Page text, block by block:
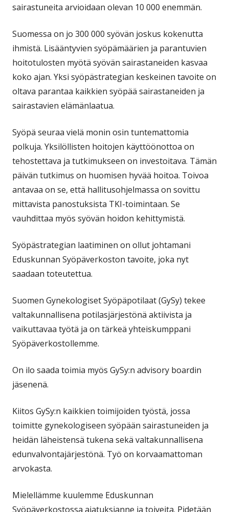
sairastuneita arvioidaan olevan 10 000 enemmän.
Suomessa on jo 300 000 syövän joskus kokenutta
ihmistä. Lisääntyvien syöpämäärien ja parantuvien
hoitotulosten myötä syövän sairastaneiden kasvaa
koko ajan. Yksi syöpästrategian keskeinen tavoite on
oltava parantaa kaikkien syöpää sairastaneiden ja
sairastavien elämänlaatua.
Syöpä seuraa vielä monin osin tuntemattomia
polkuja. Yksilöllisten hoitojen käyttöönottoa on
tehostettava ja tutkimukseen on investoitava. Tämän
päivän tutkimus on huomisen hyvää hoitoa. Toivoa
antavaa on se, että hallitusohjelmassa on sovittu
mittavista panostuksista TKI-toimintaan. Se
vauhdittaa myös syövän hoidon kehittymistä.
Syöpästrategian laatiminen on ollut johtamani
Eduskunnan Syöpäverkoston tavoite, joka nyt
saadaan toteutettua.
Suomen Gynekologiset Syöpäpotilaat (GySy) tekee
valtakunnallisena potilasjärjestönä aktiivista ja
vaikuttavaa työtä ja on tärkeä yhteiskumppani
Syöpäverkostollemme.
On ilo saada toimia myös GySy:n advisory boardin
jäsenenä.
Kiitos GySy:n kaikkien toimijoiden työstä, jossa
toimitte gynekologiseen syöpään sairastuneiden ja
heidän läheistensä tukena sekä valtakunnallisena
edunvalvontajärjestönä. Työ on korvaamattoman
arvokasta.
Mielellämme kuulemme Eduskunnan
Syöpäverkostossa ajatuksianne ja toiveita. Pidetään